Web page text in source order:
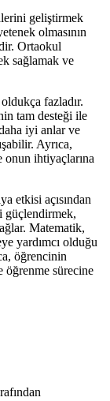
geliştirmek
olmasının
Ortaokul
sağlamak ve
fazladır.
tam desteği ile
iyi anlar ve
Ayrıca,
ihtiyaçlarına
etkisi açısından
güçlendirmek,
Matematik,
yardımcı olduğu
öğrencinin
öğrenme sürecine